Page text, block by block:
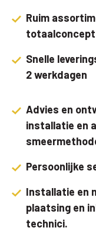
Ruim
Snelle
2 werkdagen
Advies en
installatie en
Persoonlijke
Installatie en
plaatsing en
technici.